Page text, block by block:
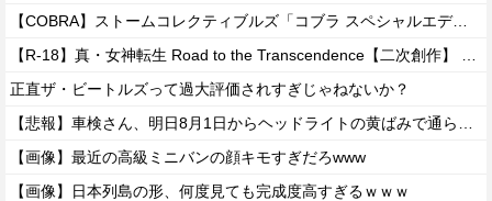
【COBRA】ストームコレクティブルズ「コブラ スペシャルエディション」アクションフィギュア 試作公開【近日予約開始】
正直ザ・ビートルズって過大評価されすぎじゃねないか？
【画像】最近の高級ミニバンの顔キモすぎだろwww
【画像】日本列島の形、何度見ても完成度高すぎるｗｗｗ